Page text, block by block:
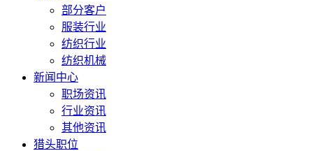
部分客户
服装行业
纺织行业
纺织机械
新闻中心
职场资讯
行业资讯
其他资讯
猎头职位